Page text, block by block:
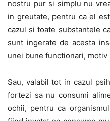
nostru pur si simplu nu
in greutate, pentru ca el
cazul si toate substantele
sunt ingerate de acesta
unei bune functionari,
Sau, valabil tot in cazul
fortezi sa nu consumi
ochii, pentru ca